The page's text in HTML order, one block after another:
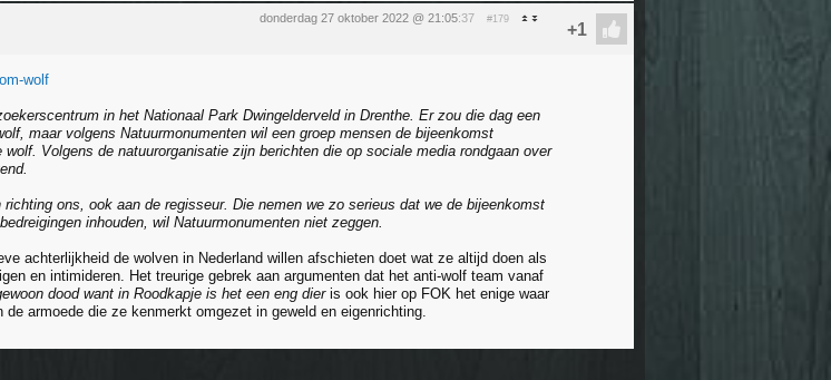
donderdag 27 oktober 2022 @ 21:05:37 #179
wolf
in het Nationaal Park Dwingelderveld in Drenthe. Er zou die dag een
maar volgens Natuurmonumenten wil een groep mensen de bijeenkomst
Volgens de natuurorganisatie zijn berichten die op sociale media rondgaan over
ons, ook aan de regisseur. Die nemen we zo serieus dat we de bijeenkomst
inhouden, wil Natuurmonumenten niet zeggen.
achterlijkheid de wolven in Nederland willen afschieten doet wat ze altijd doen als
en intimideren. Het treurige gebrek aan argumenten dat het anti-wolf team vanaf
dood want in Roodkapje is het een eng dieris ook hier op FOK het enige waar
armoede die ze kenmerkt omgezet in geweld en eigenrichting.